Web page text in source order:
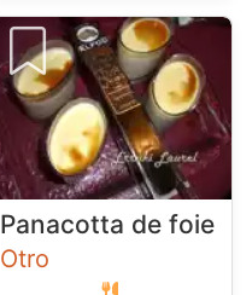
Panacotta de foie
Otro